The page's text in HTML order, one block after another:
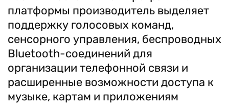
платформы производитель выделяет
поддержку голосовых команд,
сенсорного управления, беспроводных
Bluetooth-соединений для
организации телефонной связи и
расширенные возможности доступа к
музыке, картам и приложениям